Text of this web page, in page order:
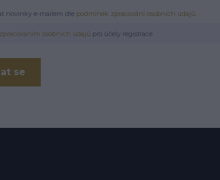
novinky e-mailem dle podmínek zpracování osobních údajů
zpracováním osobních údajů pro účely registrace.
se